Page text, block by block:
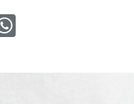
WhatsApp